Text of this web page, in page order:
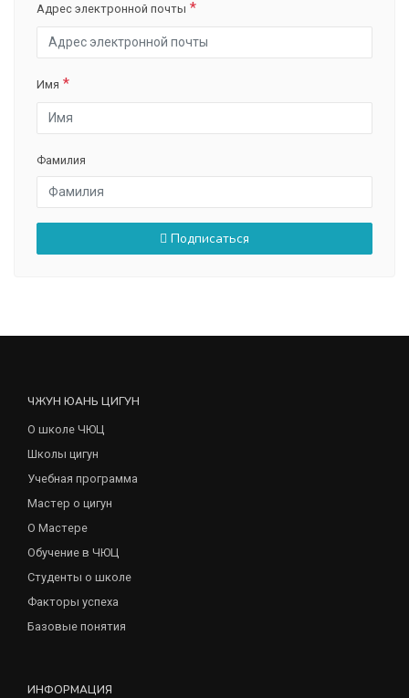
Адрес электронной почты
Имя
Фамилия
Подписаться
ЧЖУН ЮАНЬ ЦИГУН
О школе ЧЮЦ
Школы цигун
Учебная программа
Мастер о цигун
О Мастере
Обучение в ЧЮЦ
Студенты о школе
Факторы успеха
Базовые понятия
ИНФОРМАЦИЯ